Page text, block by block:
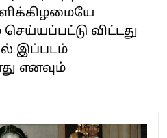
விட்டது
இப்படம்
எனவும்